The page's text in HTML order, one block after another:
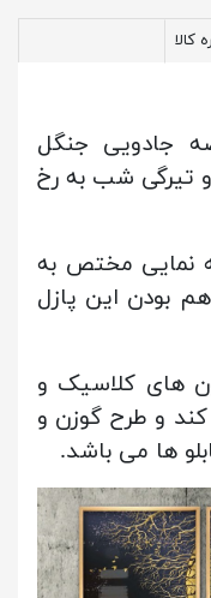
کالا
جادویی جنگل
و تیرگی شب به رخ
نمایی مختص به
بودن این پازل
های کلاسیک و
و طرح گوزن و
ها می باشد.